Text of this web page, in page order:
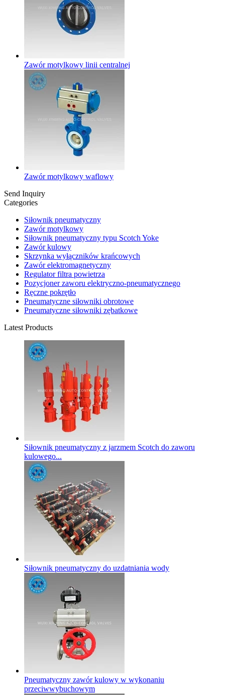
Zawór motylkowy linii centralnej
Zawór motylkowy waflowy
Send Inquiry
Categories
Siłownik pneumatyczny
Zawór motylkowy
Siłownik pneumatyczny typu Scotch Yoke
Zawór kulowy
Skrzynka wyłączników krańcowych
Zawór elektromagnetyczny
Regulator filtra powietrza
Pozycjoner zaworu elektryczno-pneumatycznego
Ręczne pokrętło
Pneumatyczne siłowniki obrotowe
Pneumatyczne siłowniki zębatkowe
Latest Products
Siłownik pneumatyczny z jarzmem Scotch do zaworu
kulowego...
Siłownik pneumatyczny do uzdatniania wody
Pneumatyczny zawór kulowy w wykonaniu
przeciwwybuchowym